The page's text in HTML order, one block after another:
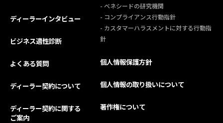
ディーラーインタビュー
ビジネス適性診断
よくある質問
ディーラー契約について
ディーラー契約に関する
ご案内
- ベネシードの研究機関
- コンプライアンス行動指針
- カスタマーハラスメントに対する行動指
針
個人情報保護方針
個人情報の取り扱いについて
著作権について